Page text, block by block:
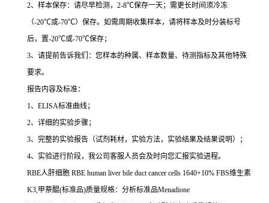
2、样本保存：请尽早检测， 2-8℃保存一天；需更长时间须冷冻
（-20℃或-70℃）保存。如需周期收集样本，请将样本及时分装标号
后，置-20℃或-70℃保存；
3、请提前告诉我们：您样本的种属、样本数量、待测指标及其他特殊
要求。
报告内容及标准：
1、 ELISA标准曲线；
2、详细的实验步骤；
3、完整的实验报告（试剂耗材，实验方法，实验结果及结果说明）；
4、实验进行阶段，我公司客服人员会及时向您汇报实验进程。
RBE人肝细胞 RBE human liver bile duct cancer cells 1640+10% FBS维生素
K3,甲萘醌(标准品)质量规格：分析标准品Menadione